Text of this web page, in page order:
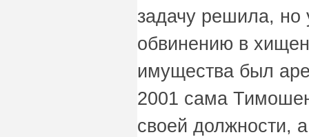
задачу решила, но
обвинению в
имущества был
2001 сама
своей должности,